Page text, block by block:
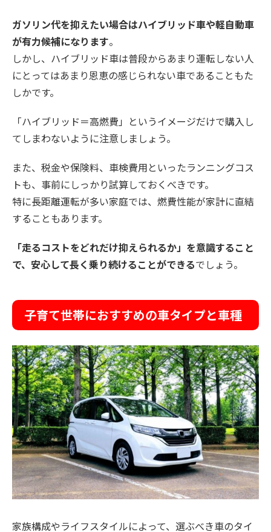
ガソリン代を抑えたい場合はハイブリッド車や軽自動車
が有力候補になります。
しかし、ハイブリッド車は普段からあまり運転しない人
にとってはあまり恩恵の感じられない車であることもた
しかです。
「ハイブリッド＝高燃費」というイメージだけで購入し
てしまわないように注意しましょう。
また、税金や保険料、車検費用といったランニングコス
トも、事前にしっかり試算しておくべきです。
特に長距離運転が多い家庭では、燃費性能が家計に直結
することもあります。
「走るコストをどれだけ抑えられるか」を意識すること
で、安心して長く乗り続けることができるでしょう。
子育て世帯におすすめの車タイプと車種
家族構成やライフスタイルによって、選ぶべき車のタイ